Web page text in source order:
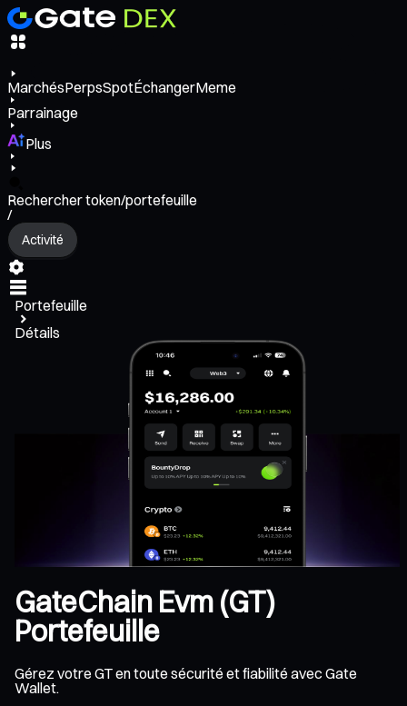
MarchésPerpsSpotÉchangerMeme
Parrainage
Plus
Rechercher token/portefeuille
/
Activité
Portefeuille
Détails
GateChain Evm (GT)
Portefeuille
Gérez votre GT en toute sécurité et fiabilité avec Gate
Wallet.